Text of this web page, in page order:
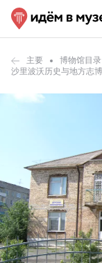
主要 博物馆目录
沙里波沃历史与地方志